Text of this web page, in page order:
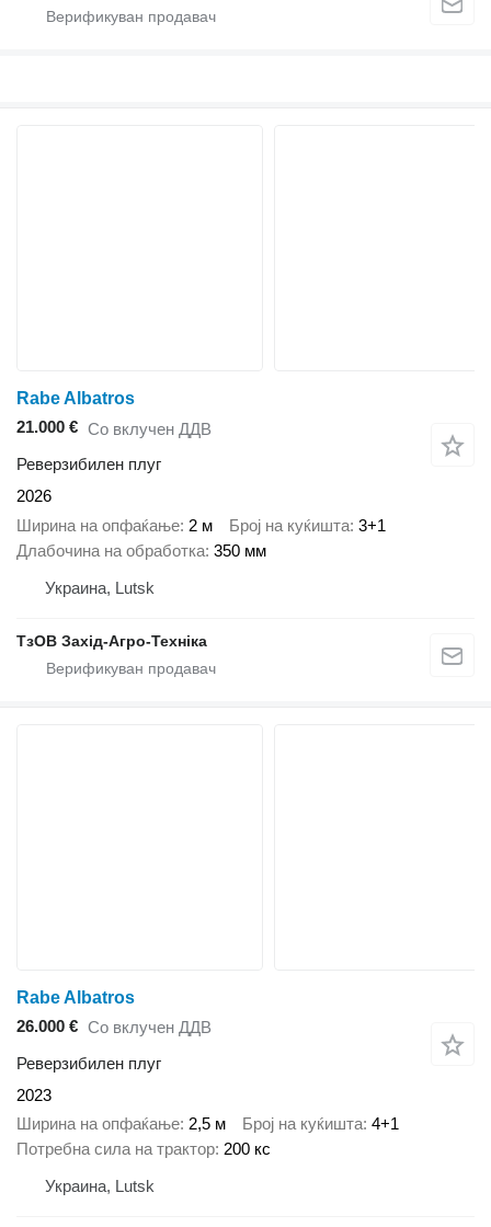
Rabe Albatros
21.000 € Со вклучен ДДВ
Реверзибилен плуг
2026
Ширина на опфаќање 2 м Број на куќишта 3+1
Длабочина на обработка 350 мм
Украина, Lutsk
ТзОВ Захід-Агро-Техніка
Rabe Albatros
26.000 € Со вклучен ДДВ
Реверзибилен плуг
2023
Ширина на опфаќање 2,5 м Број на куќишта 4+1
Потребна сила на трактор 200 кс
Украина, Lutsk